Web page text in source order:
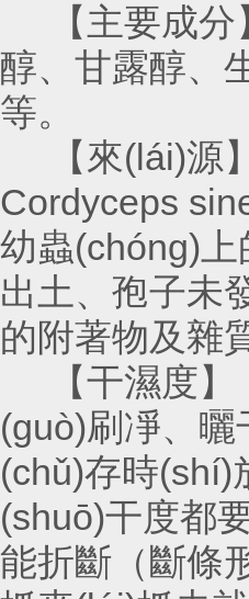
【主要成分】
醇、甘露醇
等。
【來(lái)源
Cordyceps
幼蟲(chóng)上
出土、孢子
的附著物及雜
【干濕度】
(guò)刷凈、
(chǔ)存時(shí)
(shuō)干度都要
能折斷（斷條